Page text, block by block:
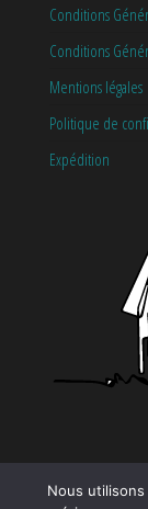
Conditions
Conditions
Mentions légales
Politique de
Expédition
Nous